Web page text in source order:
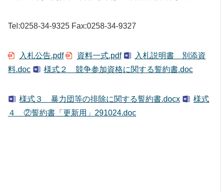
Tel:0258-34-9325 Fax:0258-34-9327
入札公告.pdf 資料一式.pdf
入札説明書 別添資
料.doc
様式２ 競争参加資格に関する誓約書.doc
様式３ 暴力団等の排除に関する誓約書.docx
様式
４ ②誓約書「更新用」291024.doc